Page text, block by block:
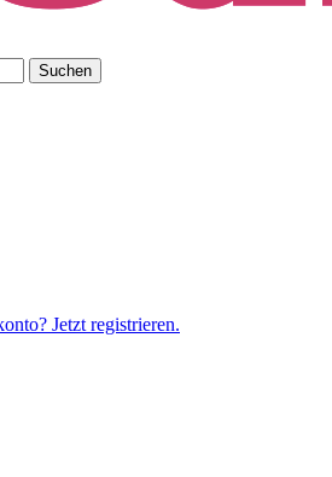
Suchen
Jetzt registrieren.